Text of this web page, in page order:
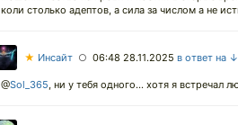
коли столько адептов, а сила за числом а не
★ Инсайт ○ 06:48 28.11.2025 в ответ на ↓
@Sol_365, ни у тебя одного... хотя я встречал